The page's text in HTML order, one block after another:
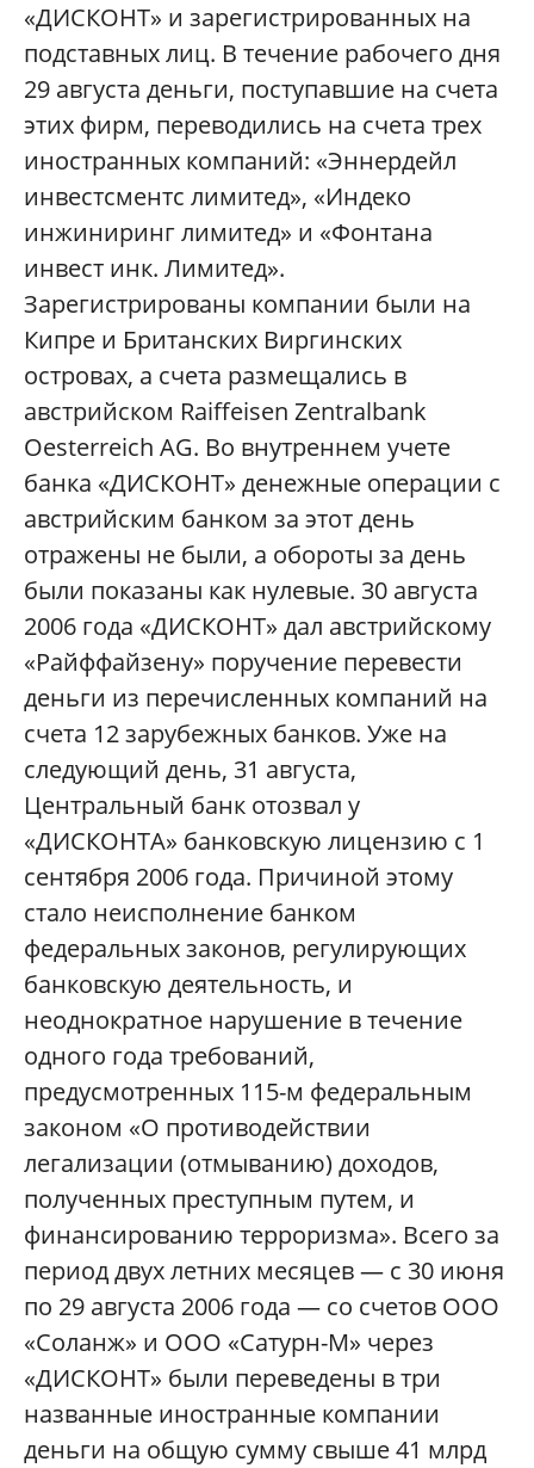
«ДИСКОНТ» и зарегистрированных на
подставных лиц. В течение рабочего дня
29 августа деньги, поступавшие на счета
этих фирм, переводились на счета трех
иностранных компаний: «Эннердейл
инвестсментс лимитед», «Индеко
инжиниринг лимитед» и «Фонтана
инвест инк. Лимитед».
Зарегистрированы компании были на
Кипре и Британских Виргинских
островах, а счета размещались в
австрийском Raiffeisen Zentralbank
Oesterreich AG. Во внутреннем учете
банка «ДИСКОНТ» денежные операции с
австрийским банком за этот день
отражены не были, а обороты за день
были показаны как нулевые. 30 августа
2006 года «ДИСКОНТ» дал австрийскому
«Райффайзену» поручение перевести
деньги из перечисленных компаний на
счета 12 зарубежных банков. Уже на
следующий день, 31 августа,
Центральный банк отозвал у
«ДИСКОНТА» банковскую лицензию с 1
сентября 2006 года. Причиной этому
стало неисполнение банком
федеральных законов, регулирующих
банковскую деятельность, и
неоднократное нарушение в течение
одного года требований,
предусмотренных 115-м федеральным
законом «О противодействии
легализации (отмыванию) доходов,
полученных преступным путем, и
финансированию терроризма». Всего за
период двух летних месяцев — с 30 июня
по 29 августа 2006 года — со счетов ООО
«Соланж» и ООО «Сатурн-М» через
«ДИСКОНТ» были переведены в три
названные иностранные компании
деньги на общую сумму свыше 41 млрд